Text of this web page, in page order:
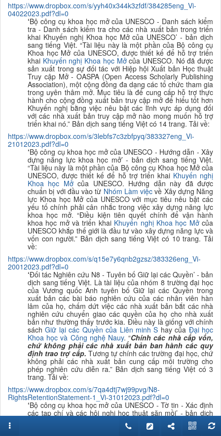
https://www.dropbox.com/s/yyh40x344k3zfdf/384285eng_Vi-
04022023.pdf?dl=0
‘Bộ công cụ khoa học mở của UNESCO - Danh sách kiểm
tra - Danh sách kiểm tra cho các nhà xuất bản trong triển
khai Khuyến nghị Khoa học Mở của UNESCO’ - bản dịch
sang tiếng Việt. “Tài liệu này là một phần của Bộ công cụ
Khoa học Mở của UNESCO, được thiết kế để hỗ trợ triển
khai Khuyến nghị Khoa học Mởcủa UNESCO. Nó đã được
sản xuất trong sự đối tác với Hiệp hội Xuất bản Học thuật
Truy cập Mở - OASPA (Open Access Scholarly Publishing
Association), một cộng đồng đa dạng các tổ chức tham gia
trong uyên thâm mở. Mục tiêu là để cung cấp hỗ trợ thực
hành cho cộng đồng xuất bản truy cập mở để hiểu tốt hơn
Khuyến nghị bằng việc nêu bật các lĩnh vực áp dụng đối
với các nhà xuất bản truy cập mở nào mong muốn hỗ trợ
triển khai nó.” Bản dịch sang tiếng Việt có 14 trang. Tải về:
https://www.dropbox.com/s/3lebfs7c3zbfpyq/383327eng_Vi-
21012023.pdf?dl=0
‘Bộ công cụ khoa học mở của UNESCO - Hướng dẫn - Xây
dựng năng lực khoa học mở’ - bản dịch sang tiếng Việt.
“Tài liệu này là một phần của Bộ công cụ Khoa học Mở của
UNESCO, được thiết kế để hỗ trợ triển khai Khuyến nghị
Khoa học Mởcủa UNESCO. Hướng dẫn này đã được
chuẩn bị với đầu vào từ Nhóm Làm việc về Xây dựng Năng
lực Khoa học Mở của UNESCO với mục tiêu nêu bật các
yếu tố chính phải cân nhắc trong việc xây dựng năng lực
khoa học mở. “Điều kiện tiên quyết chính để vận hành
khoa học mở và triển khai Khuyến nghị Khoa học Mởcủa
UNESCO khắp thế giới là đầu tư vào xây dựng năng lực và
vốn con người.” Bản dịch sang tiếng Việt có 10 trang. Tải
về:
https://www.dropbox.com/s/q15e7y6qnb2gzsz/383326eng_Vi-
20012023.pdf?dl=0
‘Đối tác Nghiên cứu N8 - Tuyên bố Giữ lại các Quyền’ - bản
dịch sang tiếng Việt. Làtài liệu của nhóm 8 trường đại học
của Vương quốc Anh tuyên bố Giữ lại các Quyền trong
xuất bản các bài báo nghiên cứu của các nhân viên hàn
lâm của họ, chấm dứt việc các nhà xuất bản bắt các nhà
nghiên cứu chuyển giao các quyền của họ cho nhà xuất
bản như thường thấy trước kia. Điều này là giống với chính
sáchGiữ lại các Quyền của Liên minh S hay của Đại học
Khoa học và Công nghệ Nauy.“Chính các nhà cấp vốn,
chứ không phải các nhà xuất bản ban hành các quy
định trao trợ cấp. Tương tự chính các trường đại học, chứ
không phải các nhà xuất bản cung cấp môi trường cho
phép nghiên cứu diễn ra.” Bản dịch sang tiếng Việt có 3
trang. Tải về:
https://www.dropbox.com/s/7qa4dtj7wj99pvg/N8-
RightsRetentionStatement-1_Vi-31012023.pdf?dl=0
‘Bộ công cụ khoa học mở của UNESCO - Tờ tin - Xác định
các tạp chí và các hội nghị học thuật săn mồi’ - bản dịch
“Tài liệu này là một phần của Bộ công cụ
Khoa học Mở của UNESCO, được t
hiết kế để hỗ trợ triển